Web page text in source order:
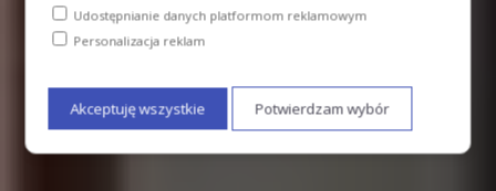
Udostępnianie danych platformom reklamowym
Personalizacja reklam
Akceptuję wszystkie Potwierdzam wybór